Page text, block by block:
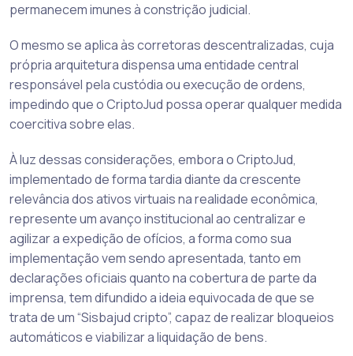
permanecem imunes à constrição judicial.
O mesmo se aplica às corretoras descentralizadas, cuja
própria arquitetura dispensa uma entidade central
responsável pela custódia ou execução de ordens,
impedindo que o CriptoJud possa operar qualquer medida
coercitiva sobre elas.
À luz dessas considerações, embora o CriptoJud,
implementado de forma tardia diante da crescente
relevância dos ativos virtuais na realidade econômica,
represente um avanço institucional ao centralizar e
agilizar a expedição de ofícios, a forma como sua
implementação vem sendo apresentada, tanto em
declarações oficiais quanto na cobertura de parte da
imprensa, tem difundido a ideia equivocada de que se
trata de um “Sisbajud cripto”, capaz de realizar bloqueios
automáticos e viabilizar a liquidação de bens.